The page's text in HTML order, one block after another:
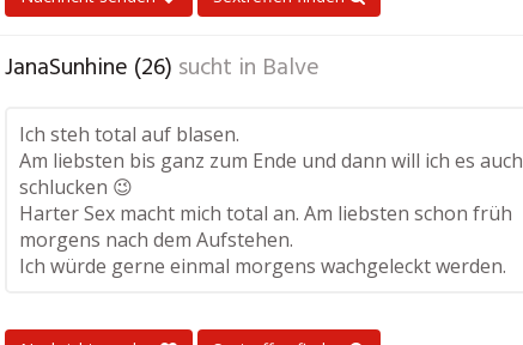
JanaSunhine (26) sucht in Balve
Ich steh total auf blasen.
Am liebsten bis ganz zum Ende und dann will ich es auch
schlucken 😉
Harter Sex macht mich total an. Am liebsten schon früh
morgens nach dem Aufstehen.
Ich würde gerne einmal morgens wachgeleckt werden.